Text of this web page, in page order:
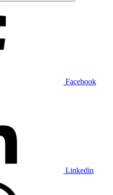
Facebook
Linkedin